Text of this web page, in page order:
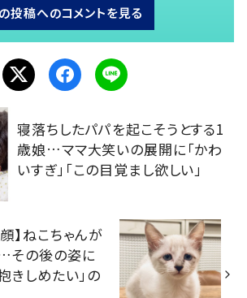
投稿へのコメントを見る
寝落ちしたパパを起こそうとする1
歳娘…ママ大笑いの展開に「かわ
いすぎ」「この目覚まし欲しい」
】ねこちゃんが
その後の姿に
きしめたい」の